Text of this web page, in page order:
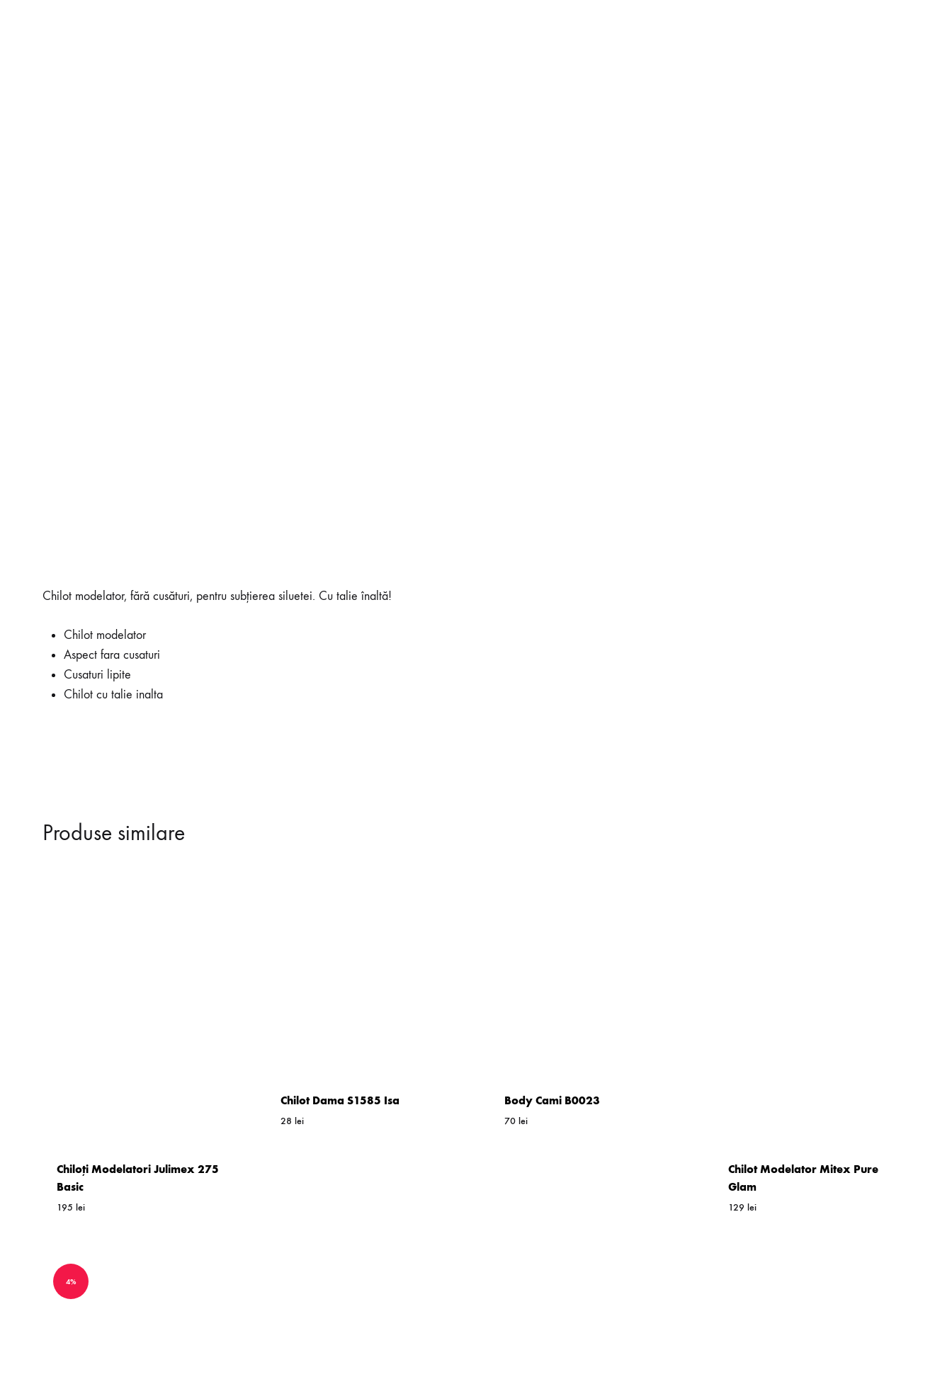
Chilot modelator, fără cusături, pentru subțierea siluetei. Cu talie înaltă!
Chilot modelator
Aspect fara cusaturi
Cusaturi lipite
Chilot cu talie inalta
Produse similare
Chiloți Modelatori Julimex 275
Basic
195 lei
Chilot Dama S1585 Isa
28 lei
Body Cami B0023
70 lei
Chilot Modelator Mitex Pure
Glam
129 lei
4%